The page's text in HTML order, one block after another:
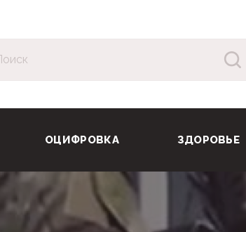
ОЦИФРОВКА ЗДОРОВЬЕ